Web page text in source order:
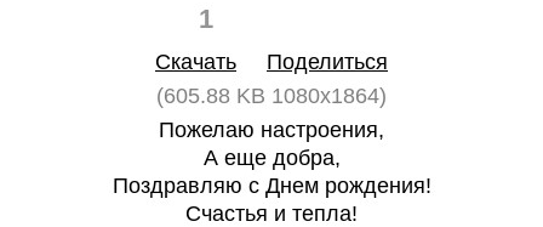
1
Скачать
Поделиться
(605.88 KB 1080x1864)
Пожелаю настроения,
А еще добра,
Поздравляю с Днем рождения!
Счастья и тепла!